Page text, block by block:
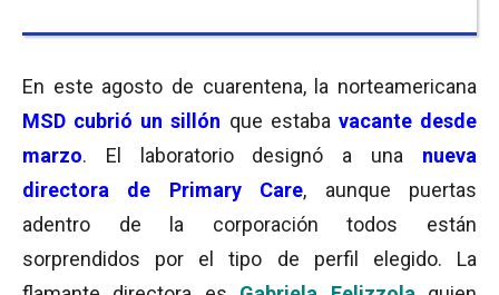
En este agosto de cuarentena, la norteamericana
MSD cubrió un sillón que estaba vacante desde
marzo. El laboratorio designó a una nueva
directora de Primary Care, aunque puertas
adentro de la corporación todos están
sorprendidos por el tipo de perfil elegido. La